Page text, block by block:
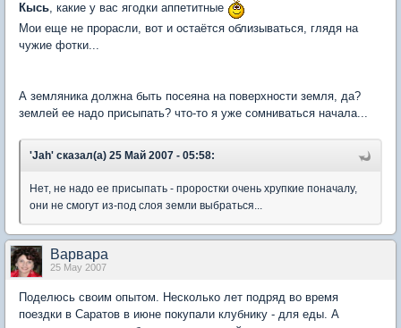
Кысь, какие у вас ягодки аппетитные
Мои еще не прорасли, вот и остаётся облизываться, глядя на
чужие фотки...
А земляника должна быть посеяна на поверхности земля, да?
землей ее надо присыпать? что-то я уже сомниваться начала...
'Jah' сказал(а) 25 Май 2007 - 05:58:
Нет, не надо ее присыпать - проростки очень хрупкие поначалу,
они не смогут из-под слоя земли выбраться...
Варвара
25 May 2007
Поделюсь своим опытом. Несколько лет подряд во время
поездки в Саратов в июне покупали клубнику - для еды. А